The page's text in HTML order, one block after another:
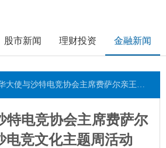
股市新闻 理财投资 金融新闻
与沙特电竞协会主席费萨尔亲王出席中沙电竞文化主题周活动
特电竞协会主席费萨尔
电竞文化主题周活动